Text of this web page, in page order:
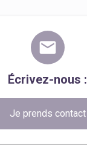
mail
Écrivez-nous :
Je prends contact